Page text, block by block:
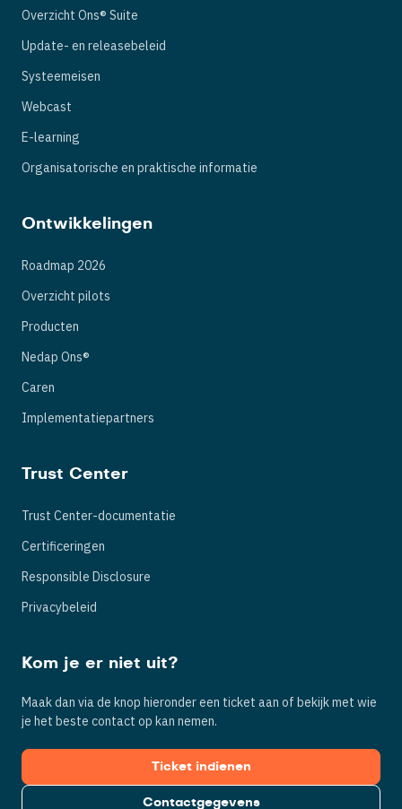
Overzicht Ons® Suite
Update- en releasebeleid
Systeemeisen
Webcast
E-learning
Organisatorische en praktische informatie
Ontwikkelingen
Roadmap 2026
Overzicht pilots
Producten
Nedap Ons®
Caren
Implementatiepartners
Trust Center
Trust Center-documentatie
Certificeringen
Responsible Disclosure
Privacybeleid
Kom je er niet uit?
Maak dan via de knop hieronder een ticket aan of bekijk met wie
je het beste contact op kan nemen.
Ticket indienen
Contactgegevens